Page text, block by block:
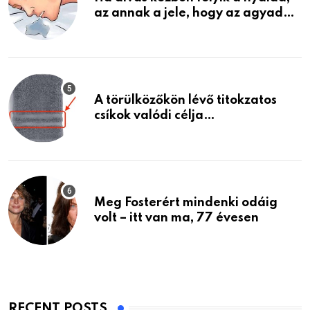
az annak a jele, hogy az agyad…
A törülközőkön lévő titokzatos
csíkok valódi célja…
Meg Fosterért mindenki odáig
volt – itt van ma, 77 évesen